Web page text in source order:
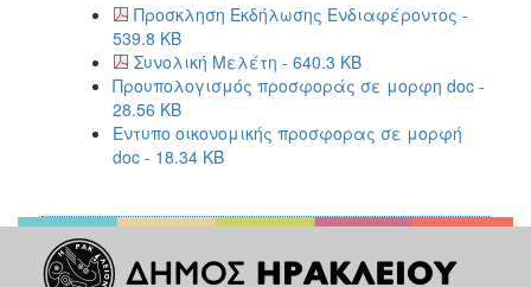
Προσκληση Εκδήλωσης Ενδιαφέροντος -
539.8 KB
Συνολική Μελέτη - 640.3 KB
Προυπολογισμός προσφοράς σε μορφη doc -
28.56 KB
Εντυπο οικονομικής προσφορας σε μορφή
doc - 18.34 KB